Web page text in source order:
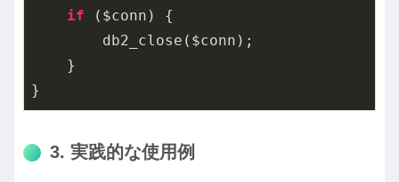
if ($conn) {
        db2_close($conn);
    }
}
3. 実践的な使用例